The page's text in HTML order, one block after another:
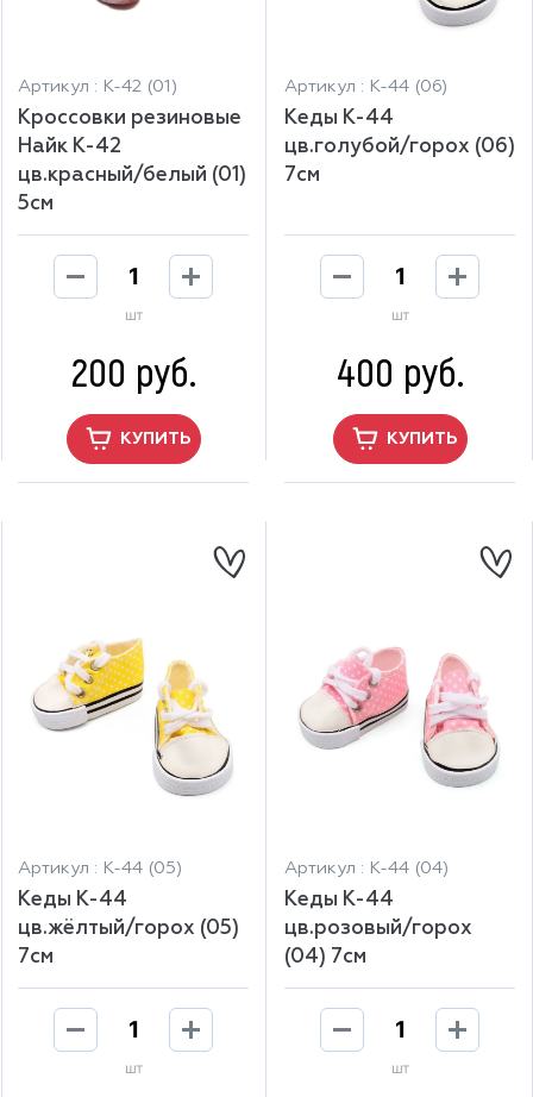
Артикул : К-42 (01)
Кроссовки резиновые
Найк К-42
цв.красный/белый (01)
5см
шт
200 руб.
КУПИТЬ
Артикул : К-44 (06)
Кеды К-44
цв.голубой/горох (06)
7см
шт
400 руб.
КУПИТЬ
Артикул : К-44 (05)
Кеды К-44
цв.жёлтый/горох (05)
7см
шт
Артикул : К-44 (04)
Кеды К-44
цв.розовый/горох
(04) 7см
шт